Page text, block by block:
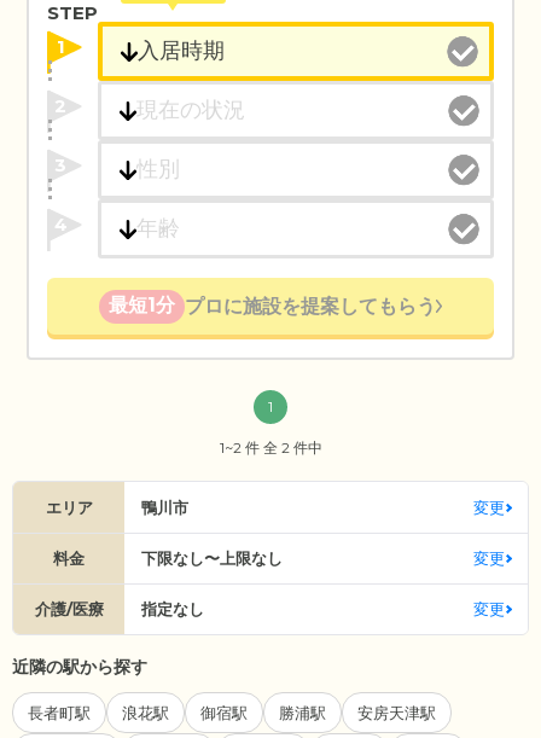
STEP
1
2
3
4
最短1分 プロに施設を提案してもらう
1
1~2 件 全 2 件中
エリア 鴨川市 変更
料金 下限なし〜上限なし 変更
介護/医療 指定なし 変更
近隣の駅から探す
長者町駅 浪花駅 御宿駅 勝浦駅 安房天津駅